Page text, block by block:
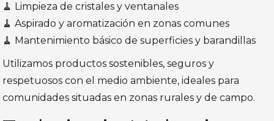
🧹 Limpieza de cristales y ventanales
🧹 Aspirado y aromatización en zonas comunes
🧹 Mantenimiento básico de superficies y barandillas
Utilizamos productos sostenibles, seguros y
respetuosos con el medio ambiente, ideales para
comunidades situadas en zonas rurales y de campo.